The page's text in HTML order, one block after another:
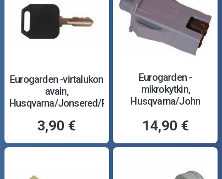
Eurogarden -virtalukon
avain,
Husqvarna/Jonsered/Partner
3,90 €
Eurogarden -
mikrokytkin,
Husqvarna/John
14,90 €